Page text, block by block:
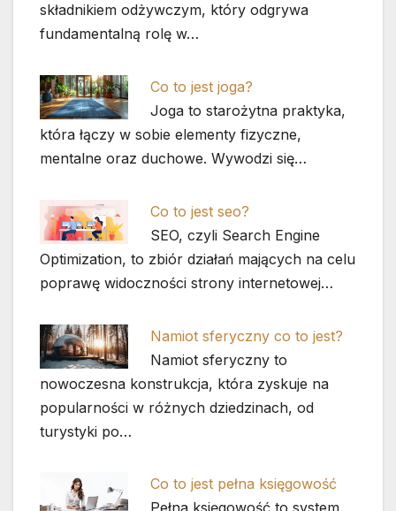
składnikiem odżywczym, który odgrywa
fundamentalną rolę w…
Co to jest joga?
Joga to starożytna praktyka,
która łączy w sobie elementy fizyczne,
mentalne oraz duchowe. Wywodzi się…
Co to jest seo?
SEO, czyli Search Engine
Optimization, to zbiór działań mających na celu
poprawę widoczności strony internetowej…
Namiot sferyczny co to jest?
Namiot sferyczny to
nowoczesna konstrukcja, która zyskuje na
popularności w różnych dziedzinach, od
turystyki po…
Co to jest pełna księgowość